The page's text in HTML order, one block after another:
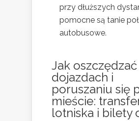
przy dłuższych
pomocne są tanie
autobusowe.
Jak oszczędzać
dojazdach i
poruszaniu się
mieście:
lotniska i bilety